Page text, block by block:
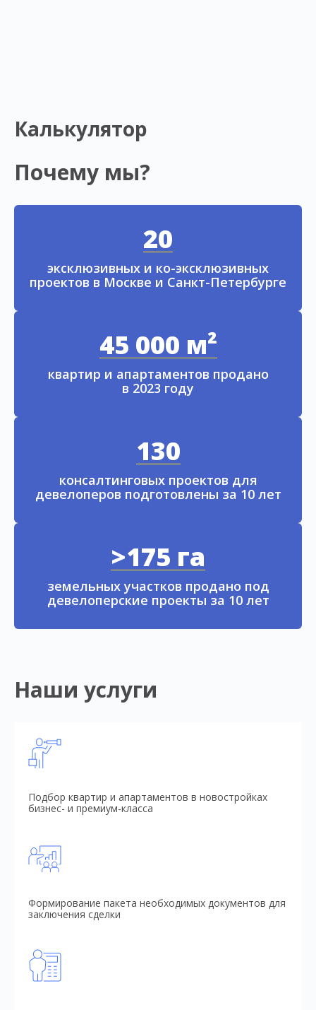
Калькулятор
Почему мы?
20
эксклюзивных и ко-эксклюзивных
проектов в Москве и Санкт-Петербурге
45 000 м²
квартир и апартаментов продано
в 2023 году
130
консалтинговых проектов для
девелоперов подготовлены за 10 лет
>175 га
земельных участков продано под
девелоперские проекты за 10 лет
Наши услуги
Подбор квартир и апартаментов в новостройках
бизнес- и премиум-класса
Формирование пакета необходимых документов для
заключения сделки